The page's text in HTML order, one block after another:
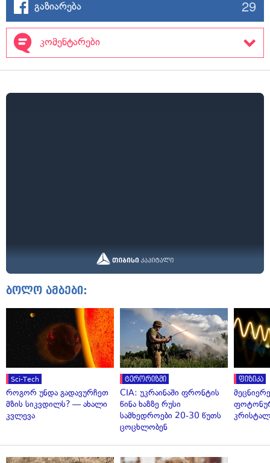
გაზიარება 29
კომენტარები
ბოლო ამბები:
Sci-Tech
როგორ უნდა გადავურჩეთ
მზის სიკვდილს? — ახალი
კვლევა
ტერორიზმი
CIA: უკრაინაში ფრონტის
წინა ხაზზე რუსი
სამხედროები 20-30 წუთს
ცოცხლობენ
ფიზიკა